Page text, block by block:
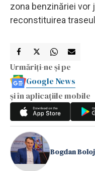
zona benzinăriei vor
reconstituirea
Urmăriți-ne și pe
Google News
și în aplicațiile mobile
Bogdan